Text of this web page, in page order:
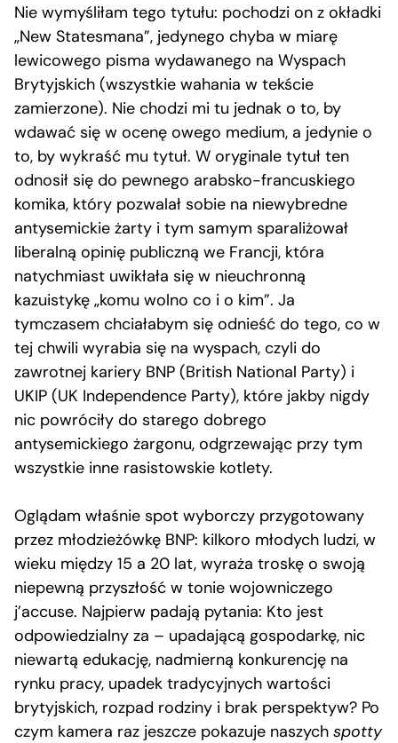
Nie wymyśliłam tego tytułu: pochodzi on z okładki
„New Statesmana”, jedynego chyba w miarę
lewicowego pisma wydawanego na Wyspach
Brytyjskich (wszystkie wahania w tekście
zamierzone). Nie chodzi mi tu jednak o to, by
wdawać się w ocenę owego medium, a jedynie o
to, by wykraść mu tytuł. W oryginale tytuł ten
odnosił się do pewnego arabsko-francuskiego
komika, który pozwalał sobie na niewybredne
antysemickie żarty i tym samym sparaliżował
liberalną opinię publiczną we Francji, która
natychmiast uwikłała się w nieuchronną
kazuistykę „komu wolno co i o kim”. Ja
tymczasem chciałabym się odnieść do tego, co w
tej chwili wyrabia się na wyspach, czyli do
zawrotnej kariery BNP (British National Party) i
UKIP (UK Independence Party), które jakby nigdy
nic powróciły do starego dobrego
antysemickiego żargonu, odgrzewając przy tym
wszystkie inne rasistowskie kotlety.
Oglądam właśnie spot wyborczy przygotowany
przez młodzieżówkę BNP: kilkoro młodych ludzi, w
wieku między 15 a 20 lat, wyraża troskę o swoją
niepewną przyszłość w tonie wojowniczego
j’accuse. Najpierw padają pytania: Kto jest
odpowiedzialny za – upadającą gospodarkę, nic
niewartą edukację, nadmierną konkurencję na
rynku pracy, upadek tradycyjnych wartości
brytyjskich, rozpad rodziny i brak perspektyw? Po
czym kamera raz jeszcze pokazuje naszych spotty